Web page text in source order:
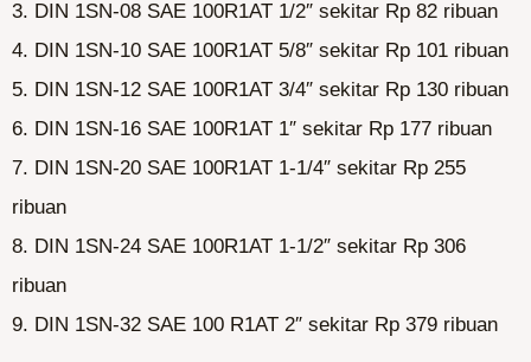
3. DIN 1SN-08 SAE 100R1AT 1/2″ sekitar Rp 82 ribuan
4. DIN 1SN-10 SAE 100R1AT 5/8″ sekitar Rp 101 ribuan
5. DIN 1SN-12 SAE 100R1AT 3/4″ sekitar Rp 130 ribuan
6. DIN 1SN-16 SAE 100R1AT 1″ sekitar Rp 177 ribuan
7. DIN 1SN-20 SAE 100R1AT 1-1/4″ sekitar Rp 255
ribuan
8. DIN 1SN-24 SAE 100R1AT 1-1/2″ sekitar Rp 306
ribuan
9. DIN 1SN-32 SAE 100 R1AT 2″ sekitar Rp 379 ribuan